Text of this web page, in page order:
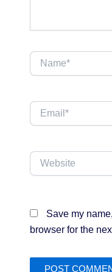
Name*
Email*
Website
Save my
browser for the